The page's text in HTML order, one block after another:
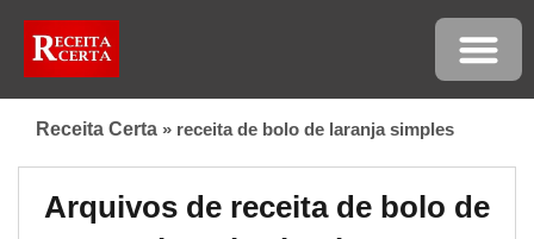
Receita Certa » receita de bolo de laranja simples
Arquivos de receita de bolo de